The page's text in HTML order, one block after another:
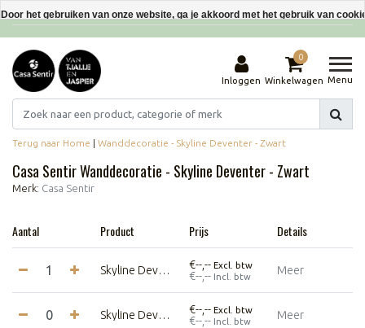
Interieurdecoraties van gerecyclede materialen
Inloggen
0
Winkelwagen Menu
Terug naar Home | Wanddecoratie - Skyline Deventer - Zwart
Casa Sentir Wanddecoratie - Skyline Deventer - Zwart
Merk: Casa Sentir
Aantal Product Prijs Details
Skyline Deventer - 60 cm - Zwart €--,-- Excl. btw
€--,-- Incl. btw Meer
Skyline Deventer - 80 cm - Zwart €--,-- Excl. btw
€--,-- Incl. btw Meer
Door het gebruiken van onze website, ga je akkoord met het gebruik van